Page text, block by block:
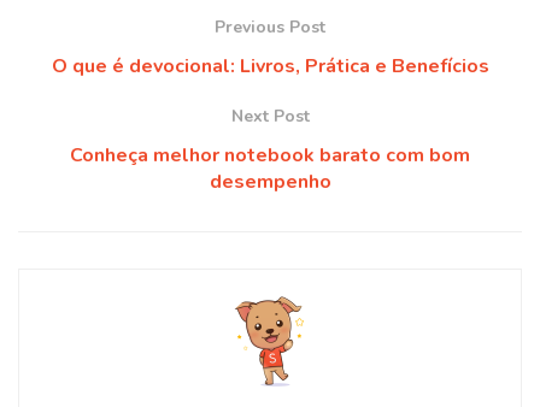
Previous Post
O que é devocional: Livros, Prática e Benefícios
Next Post
Conheça melhor notebook barato com bom
desempenho